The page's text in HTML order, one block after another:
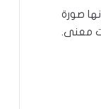
صورة
معنى.